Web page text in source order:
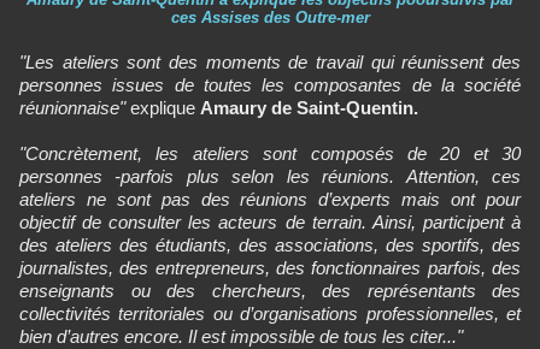
ces Assises des Outre-mer
"Les ateliers sont des moments de travail qui réunissent des
personnes issues de toutes les composantes de la société
réunionnaise"explique Amaury de Saint-Quentin.
"Concrètement, les ateliers sont composés de 20 et 30
personnes -parfois plus selon les réunions. Attention, ces
ateliers ne sont pas des réunions d’experts mais ont pour
objectif de consulter les acteurs de terrain. Ainsi, participent à
des ateliers des étudiants, des associations, des sportifs, des
journalistes, des entrepreneurs, des fonctionnaires parfois, des
enseignants ou des chercheurs, des représentants des
collectivités territoriales ou d’organisations professionnelles, et
bien d’autres encore. Il est impossible de tous les citer..."